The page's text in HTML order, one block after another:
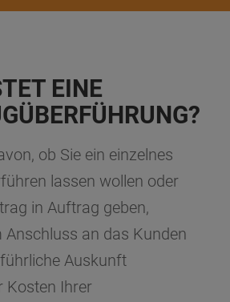
EINE
ob Sie ein einzelnes
lassen wollen oder
in Auftrag geben,
Anschluss an das Kunden
Auskunft
Kosten Ihrer